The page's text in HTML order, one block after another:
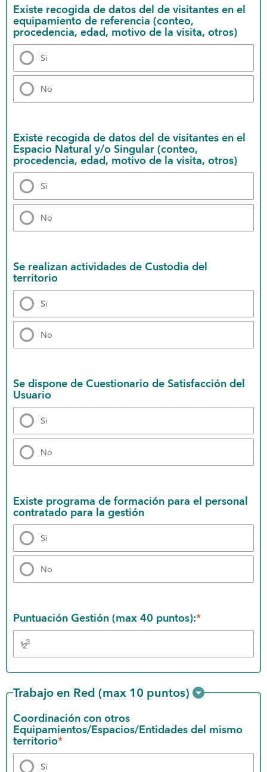
Existe recogida de datos del de visitantes en el
equipamiento de referencia (conteo,
procedencia, edad, motivo de la visita, otros)
Si
No
Existe recogida de datos del de visitantes en el
Espacio Natural y/o Singular (conteo,
procedencia, edad, motivo de la visita, otros)
Si
No
Se realizan actividades de Custodia del
territorio
Si
No
Se dispone de Cuestionario de Satisfacción del
Usuario
Si
No
Existe programa de formación para el personal
contratado para la gestión
Si
No
Puntuación Gestión (max 40 puntos):*
Trabajo en Red (max 10 puntos)
Coordinación con otros
Equipamientos/Espacios/Entidades del mismo
territorio*
Si